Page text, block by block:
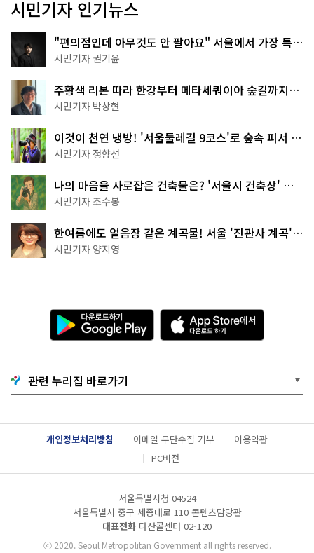
시민기자 인기뉴스
"편의점인데 아무것도 안 팔아요" 서울에서 가장 특별
한 편의점의 정체
시민기자 권기윤
주황색 리본 따라 한강부터 메타세쿼이아 숲길까지…
서울둘레길 15코스
시민기자 박상현
이것이 천연 냉방! '서울둘레길 9코스'로 숲속 피서 떠
나볼까
시민기자 정향선
나의 마음을 사로잡은 건축물은? '서울시 건축상' 수
상작 공개!
시민기자 조수봉
한여름에도 얼음장 같은 계곡물! 서울 '진관사 계곡'이
천국이네~
시민기자 양지영
다
운
로
기
G
o
g
l
e
A
p
p
e
서
다
운
관련 누리집 바로가기
개인정보처리방침 이메일 무단수집 거부
이용약관
PC버전
서울특별시청 04524
서울특별시 중구 세종대로 110 콘텐츠담당관
대표전화 다산콜센터 02-120
ⓒ2020. Seoul Metropolitan Government all rights reserved.